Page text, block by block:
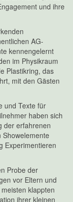
und ihre
AG-
kennengelernt
im Physikraum
Plastikring, das
mit den Gästen
und Texte für
haben sich
der erfahrenen
Showelemente
Experimentieren
Probe der
vor Eltern und
klappten
ihrer kleinen